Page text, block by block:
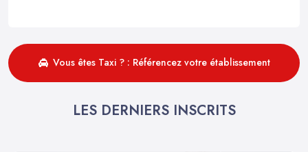
Vous êtes Taxi ? : Référencez votre établissement
LES DERNIERS INSCRITS